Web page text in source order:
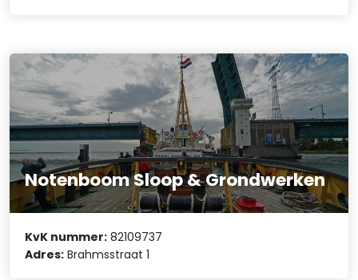
Notenboom Sloop & Grondwerken
KvK nummer: 82109737
Adres: Brahmsstraat 1